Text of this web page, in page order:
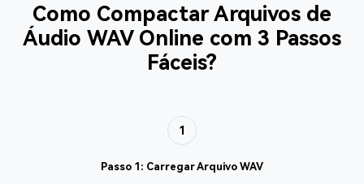
Como Compactar Arquivos de
Áudio WAV Online com 3 Passos
Fáceis?
1
Passo 1: Carregar Arquivo WAV